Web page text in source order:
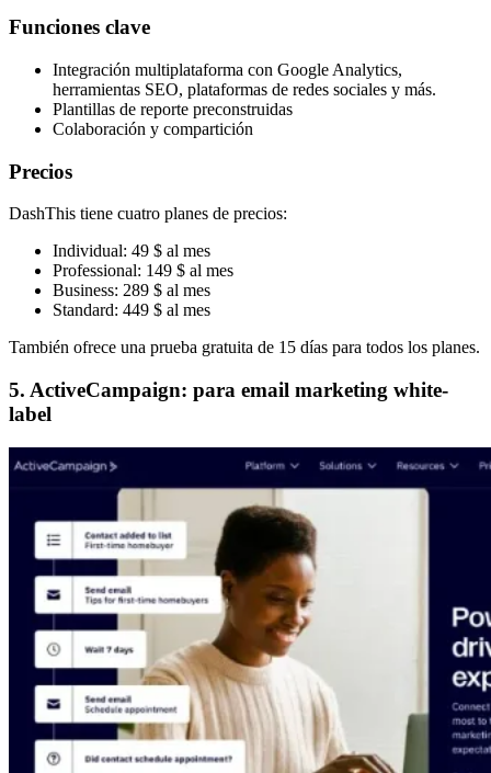
Funciones clave
Integración multiplataforma con Google Analytics,
herramientas SEO, plataformas de redes sociales y más.
Plantillas de reporte preconstruidas
Colaboración y compartición
Precios
DashThis tiene cuatro planes de precios:
Individual: 49 $ al mes
Professional: 149 $ al mes
Business: 289 $ al mes
Standard: 449 $ al mes
También ofrece una prueba gratuita de 15 días para todos los planes.
5. ActiveCampaign: para email marketing white-
label